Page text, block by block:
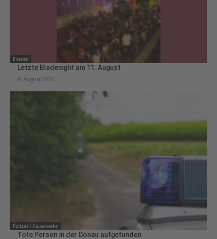
Events
Letzte Bladenight am 11. August
4. August 2026
Polizei / Feuerwehr
Tote Person in der Donau aufgefunden